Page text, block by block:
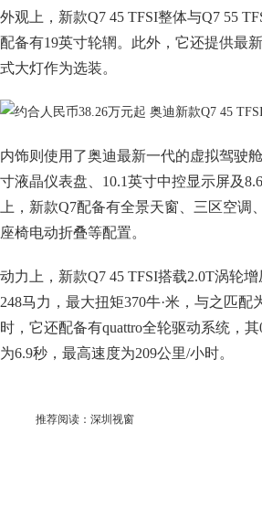
外观上，新款Q7 45 TFSI整体与Q7 55
配备有19英寸轮辋。此外，它还提供最
式大灯作为选装。
内饰则使用了奥迪最新一代的虚拟驾驶
寸液晶仪表盘、10.1英寸中控显示屏及
上，新款Q7配备有全景天窗、三区空调
座椅电动折叠等配置。
动力上，新款Q7 45 TFSI搭载2.0T涡轮
248马力，最大扭矩370牛·米，与之匹配
时，它还配备有quattro全轮驱动系统，
为6.9秒，最高速度为209公里/小时。
推荐阅读： 深圳视窗